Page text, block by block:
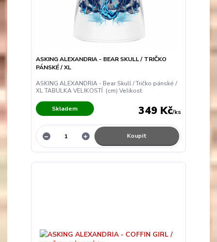
ASKING ALEXANDRIA - BEAR SKULL / TRIČKO
PÁNSKÉ / XL
ASKING ALEXANDRIA - Bear Skull / Tričko pánské /
XL TABULKA VELIKOSTÍ (cm) Velikost
349 Kč/ks
Skladem
Koupit